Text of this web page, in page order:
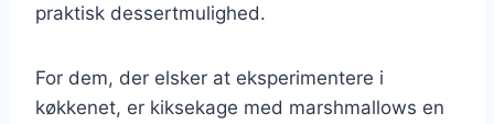
praktisk dessertmulighed.
For dem, der elsker at eksperimentere i
køkkenet, er kiksekage med marshmallows en